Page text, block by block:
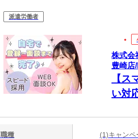
派遣労働者
株式会
豊崎店
【
い対
職種 (1)キャン